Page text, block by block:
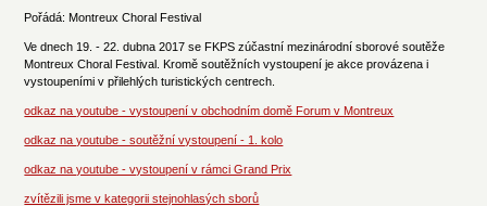
Pořádá: Montreux Choral Festival
Ve dnech 19. - 22. dubna 2017 se FKPS zúčastní mezinárodní sborové soutěže
Montreux Choral Festival. Kromě soutěžních vystoupení je akce provázena i
vystoupeními v přilehlých turistických centrech.
odkaz na youtube - vystoupení v obchodním domě Forum v Montreux
odkaz na youtube - soutěžní vystoupení - 1. kolo
odkaz na youtube - vystoupení v rámci Grand Prix
zvítězili jsme v kategorii stejnohlasých sborů